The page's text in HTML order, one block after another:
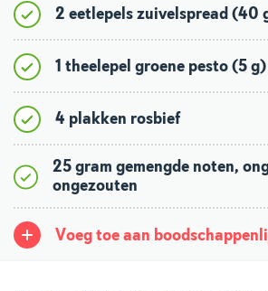
2 eetlepels zuivelspread (40
1 theelepel groene pesto (5 g)
4 plakken rosbief
25 gram gemengde noten,
ongezouten
Voeg toe aan